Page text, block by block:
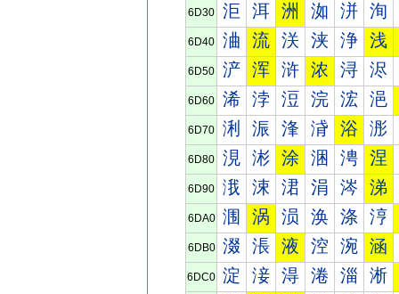
6D30 洰 洱 洲 洳 洴 洵
6D40 浀 流 浂 浃 浄 浅
6D50 浐 浑 浒 浓 浔 浕
6D60 浠 浡 浢 浣 浤 浥
6D70 浰 浱 浲 浳 浴 浵
6D80 涀 涁 涂 涃 涄 涅
6D90 涐 涑 涒 涓 涔 涕
6DA0 涠 涡 涢 涣 涤 涥
6DB0 涰 涱 液 涳 涴 涵
6DC0 淀 淁 淂 淃 淄 淅